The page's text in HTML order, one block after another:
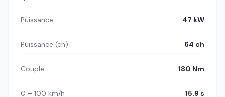
Puissance 47 kW
Puissance (ch) 64 ch
Couple 180 Nm
0 – 100 km/h 15.9 s